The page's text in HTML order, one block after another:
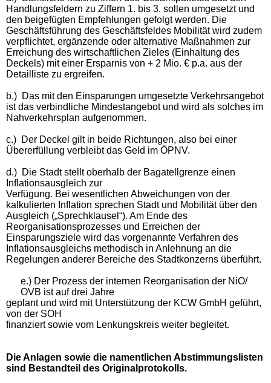
Handlungsfeldern zu Ziffern 1. bis 3. sollen umgesetzt und
den beigefügten Empfehlungen gefolgt werden. Die
Geschäftsführung des Geschäftsfeldes Mobilität wird zudem
verpflichtet, ergänzende oder alternative Maßnahmen zur
Erreichung des wirtschaftlichen Zieles (Einhaltung des
Deckels) mit einer Ersparnis von + 2 Mio. € p.a. aus der
Detailliste zu ergreifen.
b.) Das mit den Einsparungen umgesetzte Verkehrsangebot
ist das verbindliche Mindestangebot und wird als solches im
Nahverkehrsplan aufgenommen.
c.) Der Deckel gilt in beide Richtungen, also bei einer
Übererfüllung verbleibt das Geld im ÖPNV.
d.) Die Stadt stellt oberhalb der Bagatellgrenze einen
Inflationsausgleich zur
Verfügung. Bei wesentlichen Abweichungen von der
kalkulierten Inflation sprechen Stadt und Mobilität über den
Ausgleich („Sprechklausel“). Am Ende des
Reorganisationsprozesses und Erreichen der
Einsparungsziele wird das vorgenannte Verfahren des
Inflationsausgleichs methodisch in Anlehnung an die
Regelungen anderer Bereiche des Stadtkonzerns überführt.
e.) Der Prozess der internen Reorganisation der NiO/
OVB ist auf drei Jahre
geplant und wird mit Unterstützung der KCW GmbH geführt,
von der SOH
finanziert sowie vom Lenkungskreis weiter begleitet.
Die Anlagen sowie die namentlichen Abstimmungslisten
sind Bestandteil des Originalprotokolls.